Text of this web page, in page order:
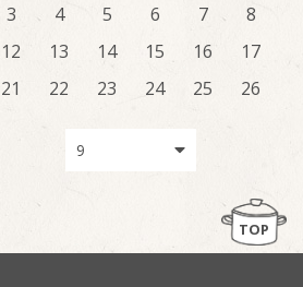
3 4 5 6 7
8
12 13 14 15 16
17
21 22 23 24 25
26
TOP